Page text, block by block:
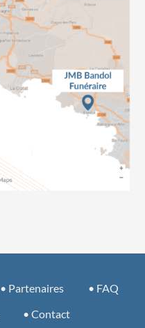
• Partenaires
• FAQ
• Contact